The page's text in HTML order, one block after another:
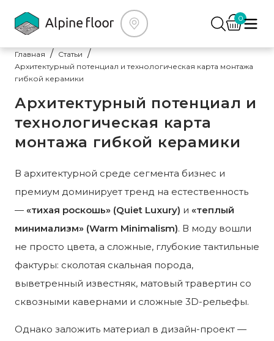
0
Главная
Статьи
Архитектурный потенциал и технологическая карта монтажа
гибкой керамики
Архитектурный потенциал и
технологическая карта
монтажа гибкой керамики
В архитектурной среде сегмента бизнес и
премиум доминирует тренд на естественность
— «тихая роскошь» (Quiet Luxury) и «теплый
минимализм» (Warm Minimalism). В моду вошли
не просто цвета, а сложные, глубокие тактильные
фактуры: сколотая скальная порода,
выветренный известняк, матовый травертин со
сквозными кавернами и сложные 3D-рельефы.
Однако заложить материал в дизайн-проект —